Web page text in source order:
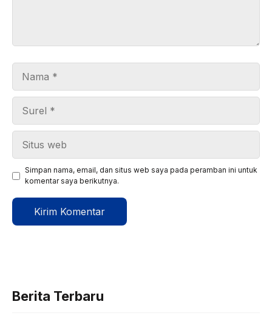
Simpan nama, email, dan situs web saya pada peramban ini untuk
komentar saya berikutnya.
Berita Terbaru